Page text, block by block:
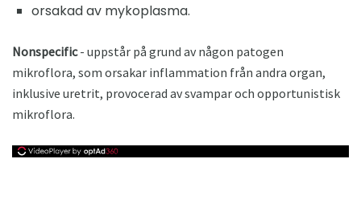
orsakad av mykoplasma.
Nonspecific- uppstår på grund av någon patogen
mikroflora, som orsakar inflammation från andra organ,
inklusive uretrit, provocerad av svampar och opportunistisk
mikroflora.